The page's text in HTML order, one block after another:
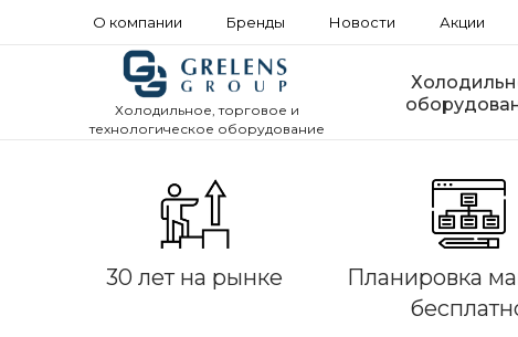
О компании Бренды Новости Акции
Холодильное, торговое и
технологическое оборудование
30 лет на рынке
Планировка